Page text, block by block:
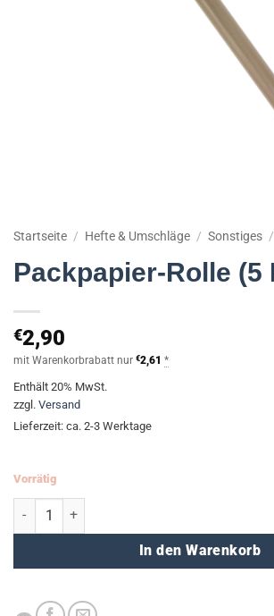
Startseite / Hefte & Umschläge / Sonstiges /
Packpapier-Rolle (5
€2,90
mit Warenkorbrabatt nur €2,61 *
Enthält 20% MwSt.
zzgl. Versand
Lieferzeit: ca. 2-3 Werktage
Vorrätig
Packpapier-Rolle (5 Meter) Menge
In den Warenkorb